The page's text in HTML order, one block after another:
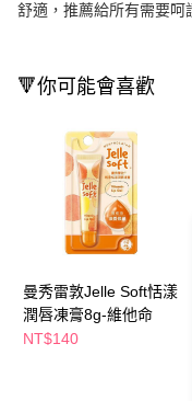
舒適，推薦給所有需要呵
🔻你可能會喜歡
曼秀雷敦Jelle Soft恬漾
潤唇凍膏8g-維他命
NT$140